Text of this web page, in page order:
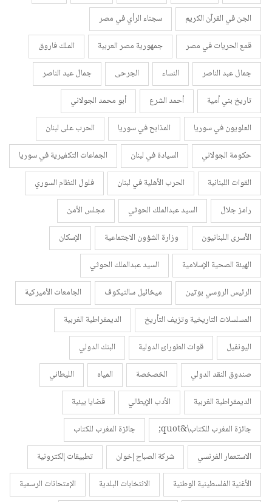
الجن في القرآن الكريم
سجناء الرأي في مصر
قمع الحريات في مصر
جمهورية مصر العربية
الملك فاروق
جمال عبد الناصر
النساء الجرحى
جمال عبد الناصر
تاريخ بني أمية
أحمد الشرع
أبو محمد الجولاني
العلويون في سوريا
المذابح في سوريا
الحرب على لبنان
حكومة الجولاني
السيادة في لبنان
الجماعات التكفيرية في سوريا
القوات اللبنانية
الحرب الأهلية في لبنان
فلول النظام السوري
رامز جلال
السيد عبدالملك الحوثي
مجلس الأمن
الأسرى اللبنانيون
وزارة الشؤون الاجتماعية
الإسكان
الهيئة الصحية الإسلامية
السيد عبدالملك الحوثي
الرئيس الروسي بوتين
ميخائيل سالتيكوف
الجامعات الأميركية
المسلسلات التاريخية وتزيف التأريخ
الديمقراطية الغربية
اليونفيل
قوات الطورائ الدولية
البنك الدولي
صندوق النقد الدولي
الخصخصة المياه
الليطاني
الديمقراطية الغربية
الأدب الإيطالي
قضايا بيئية
جائزة المغرب للكتاب\&quot;
جائزة المغرب للكتاب
الاستعمار الفرنسي
شركة الصباح إخوان
تطبيقات إلكترونية
الأغنية الفلسطينية الوطنية
الانتخابات البلدية
الإمتحانات الرسمية